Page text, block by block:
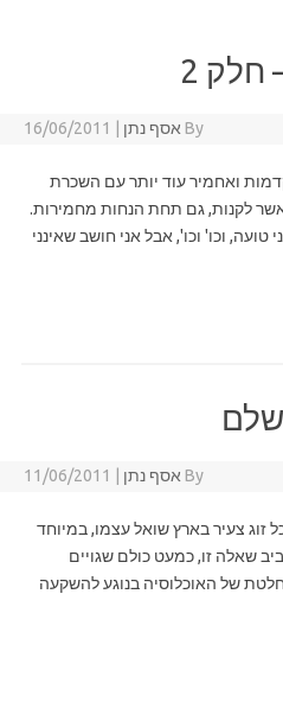
2
By אסף נתן 16/06/2011
ואחמיר עוד יותר עם השכרת
לקנות, גם תחת הנחות מחמירות.
וכו' וכו', אבל אני חושב שאינני
By אסף נתן 11/06/2011
צעיר בארץ שואל עצמו, במיוחד
שאלה זו, כמעט כולם שגויים
של האוכלוסיה בנוגע להשקעה